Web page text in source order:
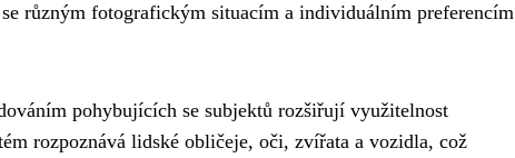
různým fotografickým situacím a individuálním preferencím
pohybujících se subjektů rozšiřují využitelnost
rozpoznává lidské obličeje, oči, zvířata a vozidla, což